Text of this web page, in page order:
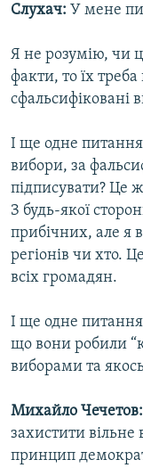
Слухач: У мене
Я не розумію, чи
факти, то їх
сфальсифіковані
І ще одне
вибори, за
підписувати? Це
З будь-якої
прибічних, але я
регіонів чи хто.
всіх громадян.
І ще одне
що вони робили
виборами та
Михайло Чечетов:
захистити
принцип